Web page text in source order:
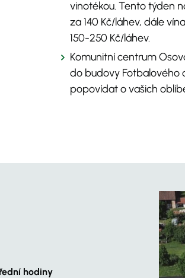
vinotékou. Tento týden
za 140 Kč/láhev, dále
150-250 Kč/láhev.
Komunitní centrum
do budovy Fotbalového
popovídat o vašich
hodiny